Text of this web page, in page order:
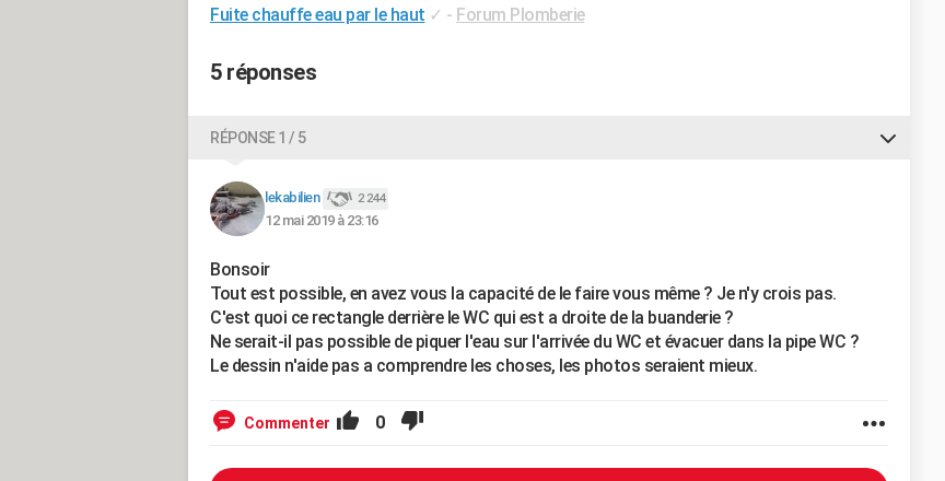
Fuite chauffe eau par le haut ✓ - Forum Plomberie
5 réponses
RÉPONSE 1 / 5
lekabilien 2 244
12 mai 2019 à 23:16
Bonsoir
Tout est possible, en avez vous la capacité de le faire vous même ? Je n'y crois pas.
C'est quoi ce rectangle derrière le WC qui est a droite de la buanderie ?
Ne serait-il pas possible de piquer l'eau sur l'arrivée du WC et évacuer dans la pipe WC ?
Le dessin n'aide pas a comprendre les choses, les photos seraient mieux.
Commenter 0